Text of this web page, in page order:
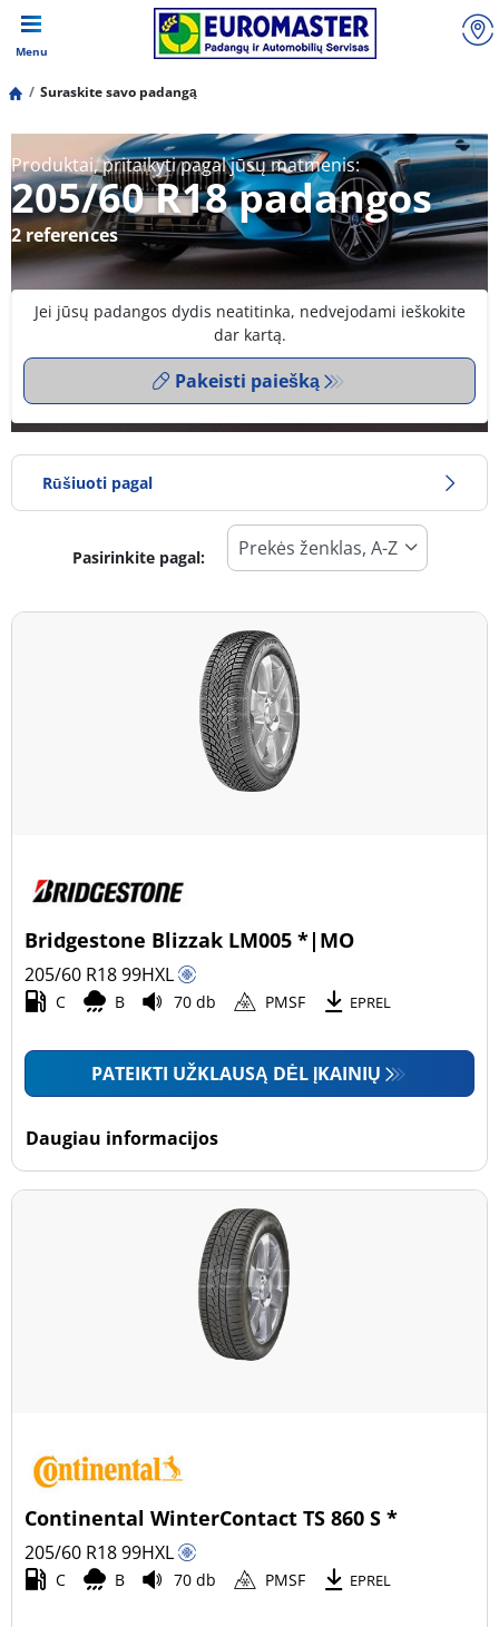
Menu
Suraskite savo padangą
Produktai, pritaikyti pagal jūsų matmenis:
205/60 R18 padangos
2 references
Jei jūsų padangos dydis neatitinka, nedvejodami ieškokite
dar kartą.
Pakeisti paiešką
Rūšiuoti pagal
Padangos tipas
Visi tipai (2)
Lengvasis automobilis (2)
Mažas sunkvežimis (0)
Motociklas (0)
Padanga sustiprintomis sienelėmis
Pasirinkite pagal:
Bridgestone Blizzak LM005 *|MO
205/60 R1899HXL
C B 70 db PMSF EPREL
PATEIKTI UŽKLAUSĄ DĖL ĮKAINIŲ
Daugiau informacijos
Continental WinterContact TS 860 S *
205/60 R1899HXL
C B 70 db PMSF EPREL